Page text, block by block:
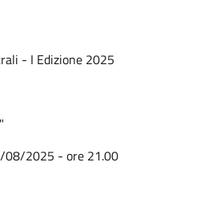
- I Edizione 2025
08/2025 - ore 21.00